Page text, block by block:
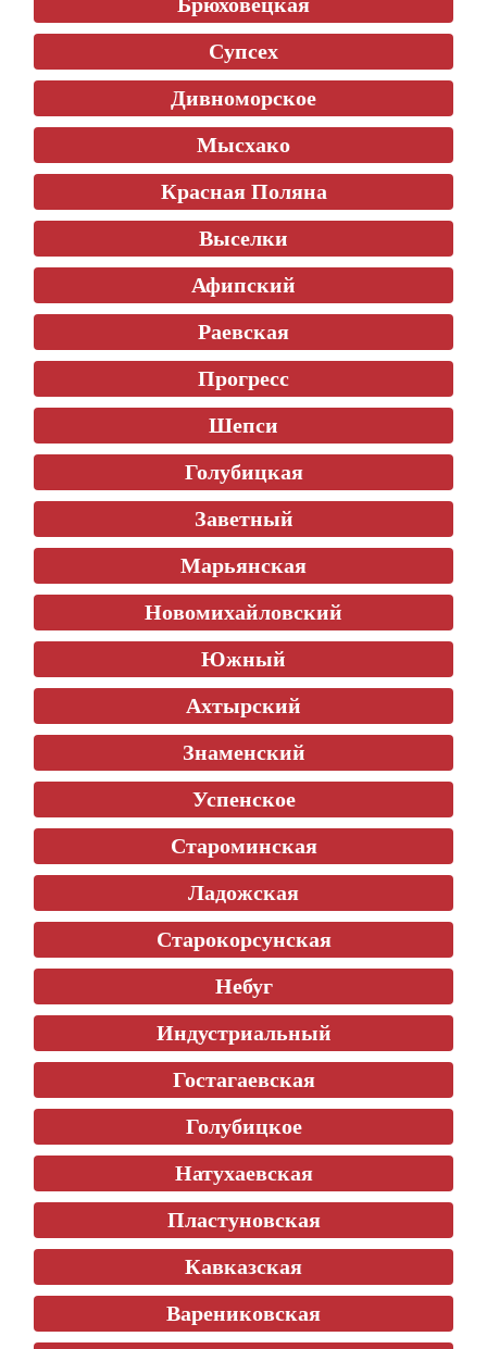
Супсех
Дивноморское
Мысхако
Красная Поляна
Выселки
Афипский
Раевская
Прогресс
Шепси
Голубицкая
Заветный
Марьянская
Новомихайловский
Южный
Ахтырский
Знаменский
Успенское
Староминская
Ладожская
Старокорсунская
Небуг
Индустриальный
Гостагаевская
Голубицкое
Натухаевская
Пластуновская
Кавказская
Варениковская